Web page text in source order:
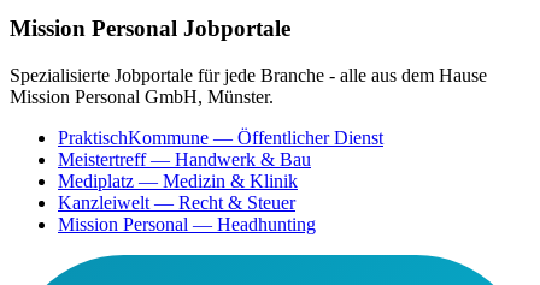
Mission Personal Jobportale
Spezialisierte Jobportale für jede Branche - alle aus dem Hause
Mission Personal GmbH, Münster.
PraktischKommune — Öffentlicher Dienst
Meistertreff— Handwerk & Bau
Mediplatz — Medizin & Klinik
Kanzleiwelt — Recht & Steuer
Mission Personal — Headhunting